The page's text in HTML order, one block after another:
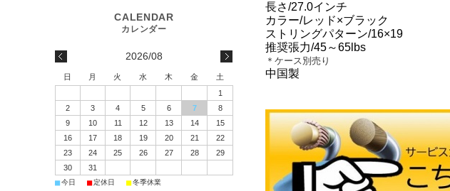
長さ/27.0インチ
カラー/レッド×ブラック
ストリングパターン/16×19
推奨張力/45～65lbs
＊ケース別売り
中国製
2026/08
日 月 火 水 木 金
土
1
2
3 4 5 6 7
8
9
10 11 12 13 14
15
16
17 18 19 20 21
22
23
24 25 26 27 28
29
30
31
■今日 ■定休日 ■冬季休業